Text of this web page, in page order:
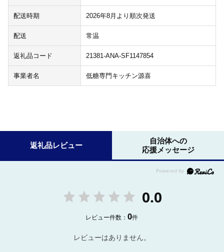
配送時期 2026年8月より順次発送
配送 常温
返礼品コード 21381-ANA-SF1147854
事業者名 低糖専門キッチン源喜
返礼品レビュー
自治体への
応援メッセージ
0.0
レビュー件数：0件
レビューはありません。